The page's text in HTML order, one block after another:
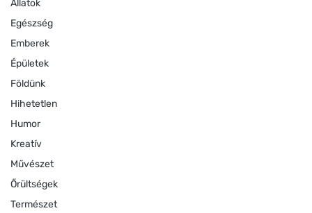
Állatok
Egészség
Emberek
Épületek
Földünk
Hihetetlen
Humor
Kreatív
Művészet
Őrültségek
Természet